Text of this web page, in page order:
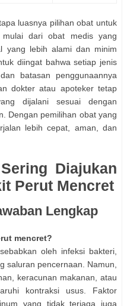
luasnya pilihan obat untuk
dari obat medis yang
yang lebih alami dan minim
diingat bahwa setiap jenis
batasan penggunaannya
dokter atau apoteker tetap
dijalani sesuai dengan
Dengan pemilihan obat yang
lebih cepat, aman, dan
Diajukan
Perut Mencret
Lengkap
mencret?
oleh infeksi bakteri,
saluran pencernaan. Namun,
keracunan makanan, atau
kontraksi usus. Faktor
yang tidak terjaga juga